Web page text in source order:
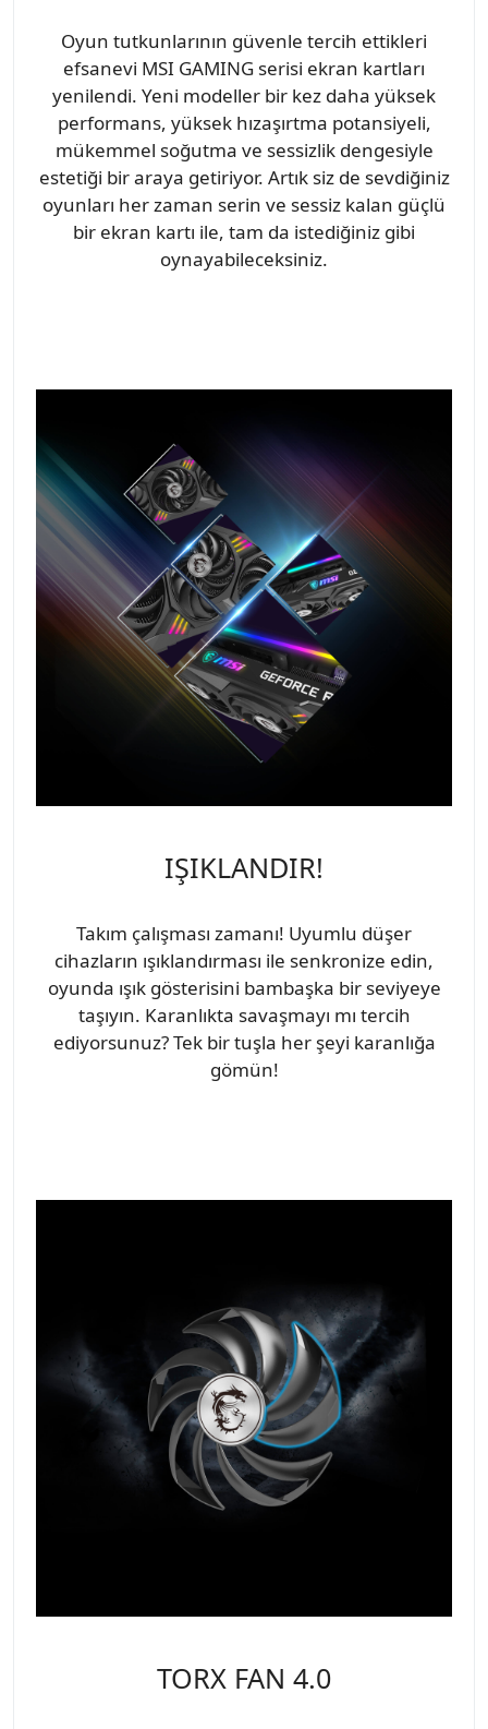
Oyun tutkunlarının güvenle tercih ettikleri
efsanevi MSI GAMING serisi ekran kartları
yenilendi. Yeni modeller bir kez daha yüksek
performans, yüksek hızaşırtma potansiyeli,
mükemmel soğutma ve sessizlik dengesiyle
estetiği bir araya getiriyor. Artık siz de sevdiğiniz
oyunları her zaman serin ve sessiz kalan güçlü
bir ekran kartı ile, tam da istediğiniz gibi
oynayabileceksiniz.
IŞIKLANDIR!
Takım çalışması zamanı! Uyumlu düşer
cihazların ışıklandırması ile senkronize edin,
oyunda ışık gösterisini bambaşka bir seviyeye
taşıyın. Karanlıkta savaşmayı mı tercih
ediyorsunuz? Tek bir tuşla her şeyi karanlığa
gömün!
TORX FAN 4.0